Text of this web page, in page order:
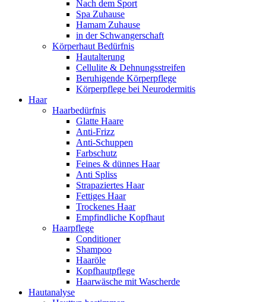
Nach dem Sport
Spa Zuhause
Hamam Zuhause
in der Schwangerschaft
Körperhaut Bedürfnis
Hautalterung
Cellulite & Dehnungsstreifen
Beruhigende Körperpflege
Körperpflege bei Neurodermitis
Haar
Haarbedürfnis
Glatte Haare
Anti-Frizz
Anti-Schuppen
Farbschutz
Feines & dünnes Haar
Anti Spliss
Strapaziertes Haar
Fettiges Haar
Trockenes Haar
Empfindliche Kopfhaut
Haarpflege
Conditioner
Shampoo
Haaröle
Kopfhautpflege
Haarwäsche mit Wascherde
Hautanalyse